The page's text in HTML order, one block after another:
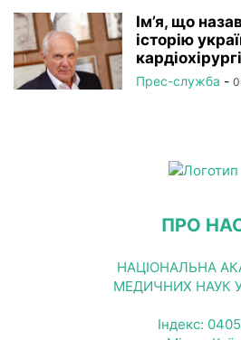
Ім’я, що
історію
Прес-служба -
ПРО
НАЦІОНАЛЬНА
МЕДИЧНИХ НАУК
Індекс: